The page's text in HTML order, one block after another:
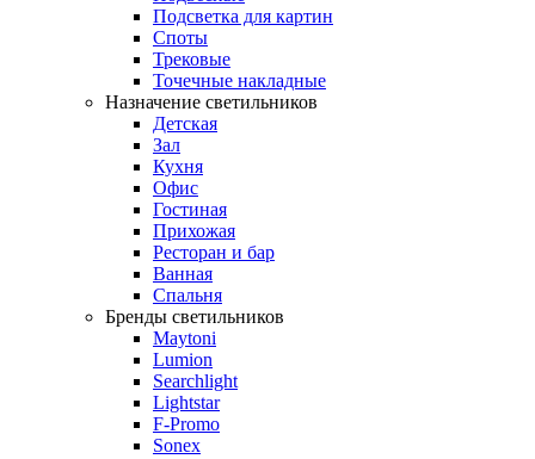
Подсветка для картин
Споты
Трековые
Точечные накладные
Назначение светильников
Детская
Зал
Кухня
Офис
Гостиная
Прихожая
Ресторан и бар
Ванная
Спальня
Бренды светильников
Maytoni
Lumion
Searchlight
Lightstar
F-Promo
Sonex